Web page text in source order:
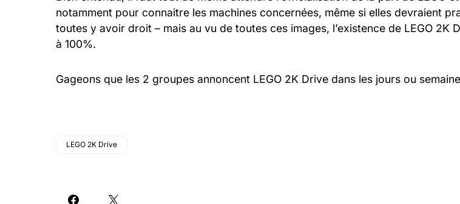
notamment pour connaitre les machines concernées, même si elles devraient
toutes y avoir droit – mais au vu de toutes ces images, l’existence de LEGO 2K
à 100%.
Gageons que les 2 groupes annoncent LEGO 2K Drive dans les jours ou
LEGO 2K Drive